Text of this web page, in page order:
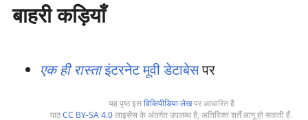
बाहरी कड़ियाँ
एक ही रास्ताइंटरनेट मूवी डेटाबेसपर
यह पृष्ठ इसविकिपीडिया लेखपर आधारित है
पाठCC BY-SA 4.0लाइसेंस के अंतर्गत उपलब्ध है; अतिरिक्त शर्तें लागू हो सकती हैं.